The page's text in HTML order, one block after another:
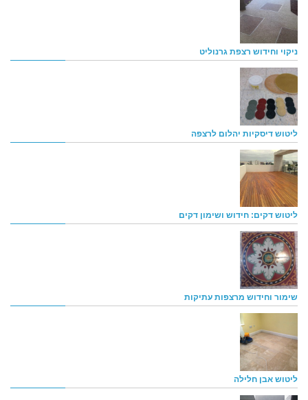
ניקוי וחידוש רצפת גרנוליט
ליטוש דיסקיות יהלום לרצפה
ליטוש דקים: חידוש ושימון דקים
שימור וחידוש מרצפות עתיקות
ליטוש אבן חלילה